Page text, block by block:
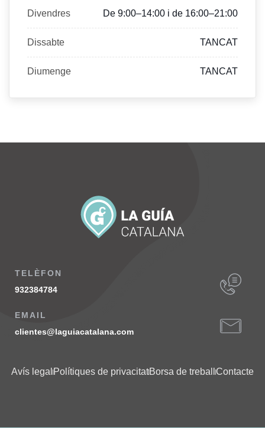
Divendres De 9:00–14:00 i de 16:00–21:00
Dissabte TANCAT
Diumenge TANCAT
TELÈFON
932384784
EMAIL
clientes@laguiacatalana.com
Avís legal Polítiques de privacitatBorsa de treball Contacte